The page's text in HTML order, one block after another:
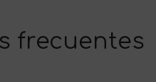
frecuentes